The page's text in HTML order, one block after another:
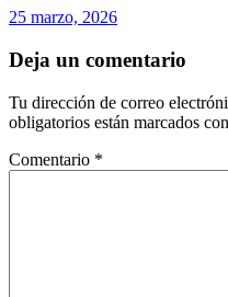
25 marzo, 2026
Deja un comentario
Tu dirección de correo
obligatorios están marcados con
Comentario *